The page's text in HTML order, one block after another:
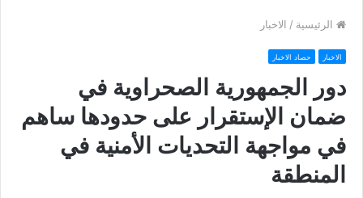
الرئيسية / الاخبار
الاخبار حصاد الاخبار
دور الجمهورية الصحراوية في
ضمان الإستقرار على حدودها ساهم
في مواجهة التحديات الأمنية في
المنطقة